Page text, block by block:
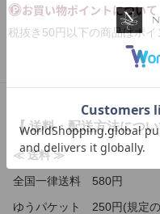
お買い物ポイントについて
税抜き50円以下の商品はポイ
【 送料・配送方法につ
≪ 送料 ≫
全国一律送料 580円
ゆうパケット 250円(規定